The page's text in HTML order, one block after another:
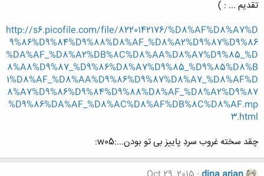
تقدیم ... : )
http://s6.picofile.com/file/8220142176/%D8%AF%D8%A7%D
9%86%D9%84%D9%88%D8%AF_%D8%A2%D9%87%D9%86
%DA%AF_%D8%A2%DB%8C%D8%AA%D8%A7%D9%85_%D
8%A8%D9%87_%D9%86%D8%A7%D9%85_%D9%85%D8%B
1%D8%AF_%D8%AA%D9%86%D9%87%D8%A7_%D8%AF%D
8%A7%D9%86%D9%84%D9%88%D8%AF_%D8%A2%D9%87
%D9%86%DA%AF_%D8%AC%D8%AF%DB%8C%D8%AF.mp
3.html
چقد سخته غروب سردِ پاییز بی تو بودن...:w05: